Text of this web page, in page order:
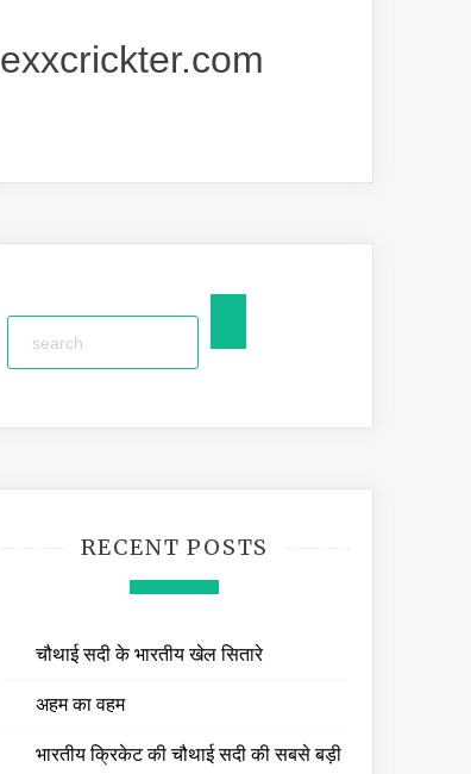
exxcrickter.com
RECENT POSTS
चौथाई सदी के भारतीय खेल सितारे
अहम का वहम
भारतीय क्रिकेट की चौथाई सदी की सबसे बड़ी